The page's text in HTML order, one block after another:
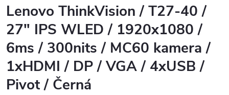
Lenovo ThinkVision / T27-40 /
27" IPS WLED / 1920x1080 /
6ms / 300nits / MC60 kamera /
1xHDMI / DP / VGA / 4xUSB /
Pivot / Černá